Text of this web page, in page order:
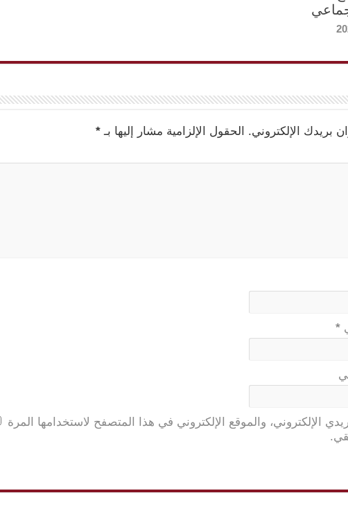
بريدك الإلكتروني. الحقول الإلزامية مشار إليها بـ*
*
الإلكتروني، والموقع الإلكتروني في هذا المتصفح لاستخدامها المرة